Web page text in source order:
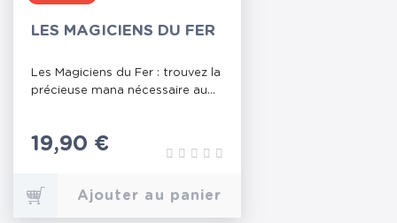
LES MAGICIENS DU FER
Les Magiciens du Fer : trouvez la
précieuse mana nécessaire au...
Prix
19,90 €
Ajouter au panier